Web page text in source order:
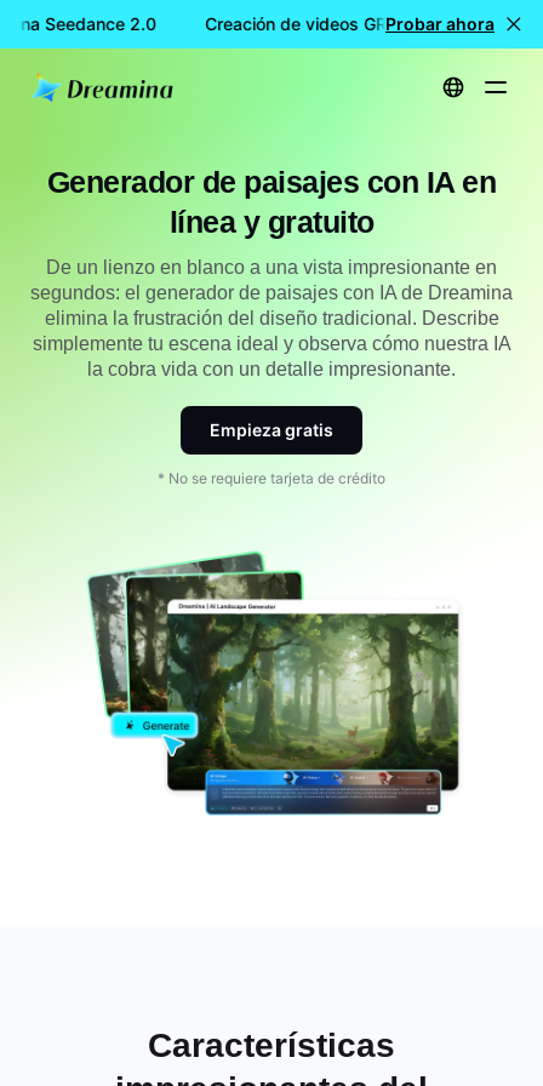
Seedance 2.0 Creación de videos GRATIS con Dreamina
Probar ahora
Inicio Crear
Generador de paisajes con IA en
línea y gratuito
De un lienzo en blanco a una vista impresionante en
segundos: el generador de paisajes con IA de Dreamina
elimina la frustración del diseño tradicional. Describe
simplemente tu escena ideal y observa cómo nuestra IA
la cobra vida con un detalle impresionante.
Empieza gratis
* No se requiere tarjeta de crédito
Características